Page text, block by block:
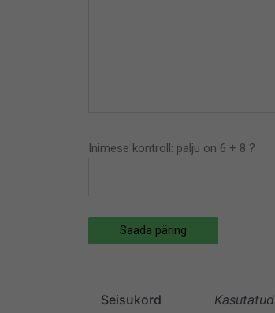
Inimese kontroll: palju on 6 + 8 ?
Saada päring
Seisukord Kasutatud